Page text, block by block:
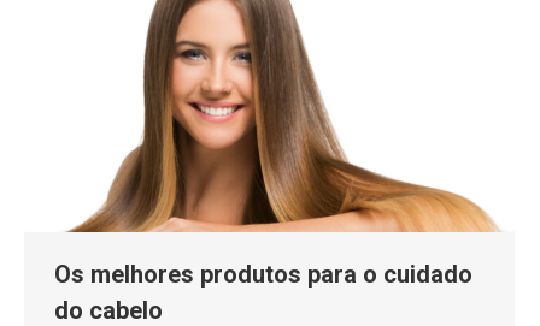
Os melhores produtos para o cuidado
do cabelo